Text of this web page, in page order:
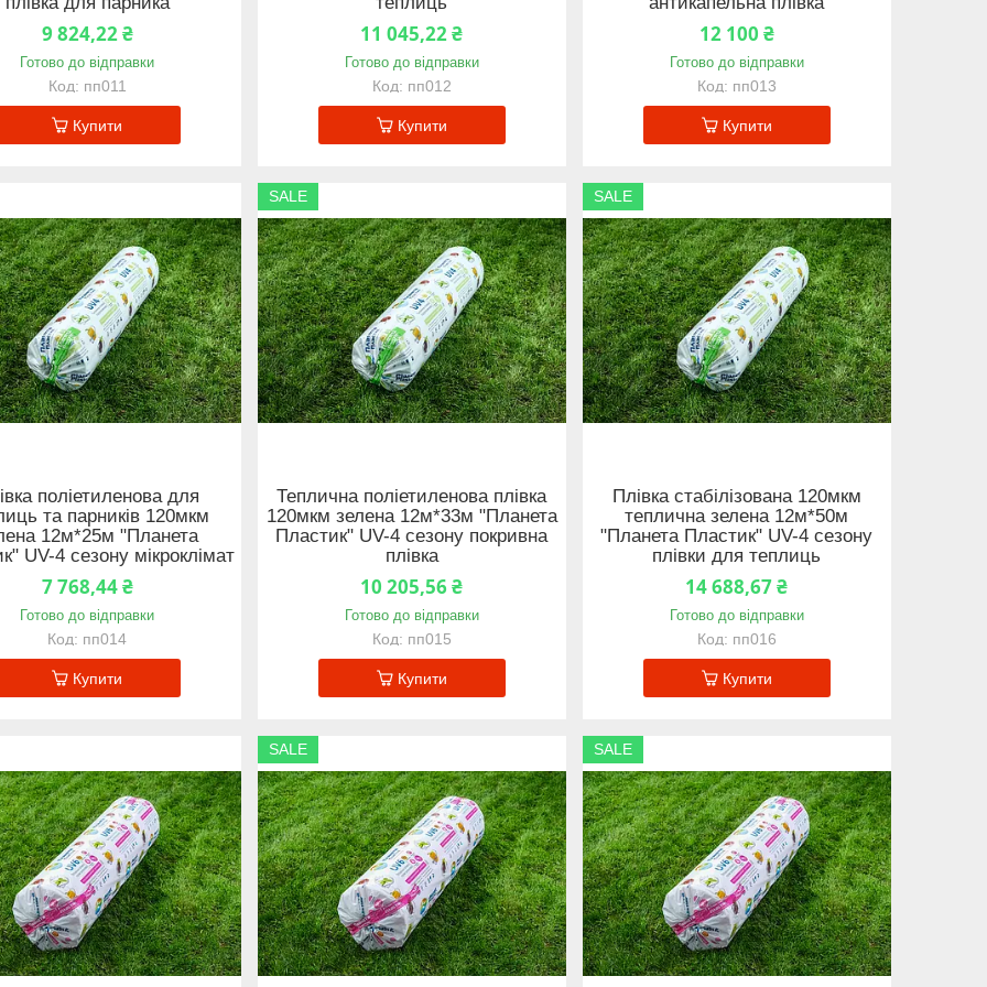
9 824,22 ₴
Готово до відправки
пп011
Купити
11 045,22 ₴
Готово до відправки
пп012
Купити
12 100 ₴
Готово до відправки
пп013
Купити
поліетиленова для
та парників 120мкм
12м*25м "Планета
UV-4 сезону мікроклімат
7 768,44 ₴
Готово до відправки
пп014
Купити
SALE
Теплична поліетиленова плівка
120мкм зелена 12м*33м "Планета
Пластик" UV-4 сезону покривна
плівка
10 205,56 ₴
Готово до відправки
пп015
Купити
SALE
Плівка стабілізована 120мкм
теплична зелена 12м*50м
"Планета Пластик" UV-4 сезону
плівки для теплиць
14 688,67 ₴
Готово до відправки
пп016
Купити
SALE SALE